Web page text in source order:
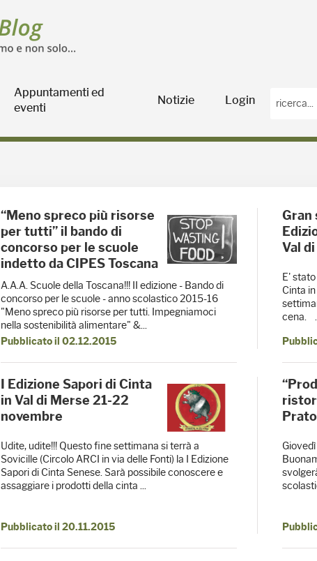
Appuntamenti ed
eventi
Notizie Login
“Meno spreco più risorse
per tutti” il bando di
concorso per le scuole
indetto da CIPES Toscana
A.A.A. Scuole della Toscana!!! II edizione - Bando di
concorso per le scuole - anno scolastico 2015-16
"Meno spreco più risorse per tutti. Impegniamoci
nella sostenibilità alimentare" &...
Pubblicato il 02.12.2015
Gran
Val
E'
Cinta
cena.
I Edizione Sapori di Cinta
in Val di Merse 21-22
novembre
Udite, udite!!! Questo fine settimana si terrà a
Sovicille (Circolo ARCI in via delle Fonti) la I Edizione
Sapori di Cinta Senese. Sarà possibile conoscere e
assaggiare i prodotti della cinta ...
Pubblicato il 20.11.2015